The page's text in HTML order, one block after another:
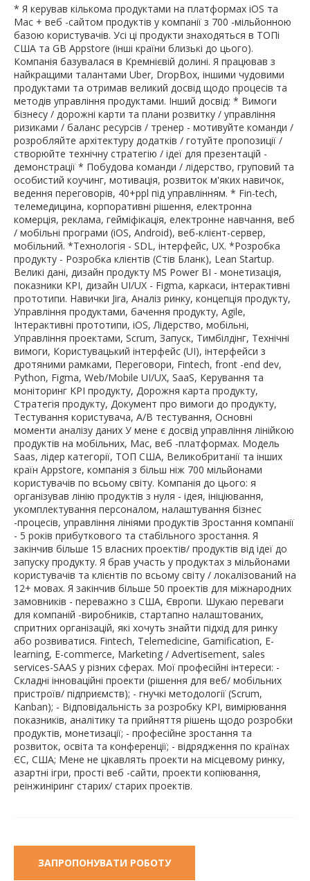
* Я керував кількома продуктами на платформах iOS та
Mac + веб -сайтом продуктів у компанії з 700 -мільйонною
базою користувачів. Усі ці продукти знаходяться в ТОПі
США та GB Appstore (інші країни близькі до цього).
Компанія базувалася в Кремнієвій долині. Я працював з
найкращими талантами Uber, DropBox, іншими чудовими
продуктами та отримав великий досвід щодо процесів та
методів управління продуктами. Інший досвід: * Вимоги
бізнесу / дорожні карти та плани розвитку / управління
ризиками / баланс ресурсів / тренер - мотивуйте команди /
розробляйте архітектуру додатків / готуйте пропозиції /
створюйте технічну стратегію / ідеї для презентацій -
демонстрації * Побудова команди / лідерство, груповий та
особистий коучинг, мотивація, розвиток м'яких навичок,
ведення переговорів, 40+ppl під управлінням. * Fin-tech,
телемедицина, корпоративні рішення, електронна
комерція, реклама, гейміфікація, електронне навчання, веб
/ мобільні програми (iOS, Android), веб-клієнт-сервер,
мобільний. *Технологія - SDL, інтерфейс, UX. *Розробка
продукту - Розробка клієнтів (Стів Бланк), Lean Startup.
Великі дані, дизайн продукту MS Power BI - монетизація,
показники KPI, дизайн UI/UX - Figma, каркаси, інтерактивні
прототипи. Навички Jira, Аналіз ринку, концепція продукту,
Управління продуктами, бачення продукту, Agile,
Інтерактивні прототипи, iOS, Лідерство, мобільні,
Управління проектами, Scrum, Запуск, Тимбілдінг, Технічні
вимоги, Користувацький інтерфейс (UI), інтерфейси з
дротяними рамками, Переговори, Fintech, front -end dev,
Python, Figma, Web/Mobile UI/UX, SaaS, Керування та
моніторинг KPI продукту, Дорожня карта продукту,
Стратегія продукту, Документ про вимоги до продукту,
Тестування користувача, A/B тестування, Основні
моменти аналізу даних У мене є досвід управління лінійкою
продуктів на мобільних, Mac, веб -платформах. Модель
Saas, лідер категорії, ТОП США, Великобританії та інших
країн Appstore, компанія з більш ніж 700 мільйонами
користувачів по всьому світу. Компанія до цього: я
організував лінію продуктів з нуля - ідея, ініціювання,
укомплектування персоналом, налаштування бізнес
-процесів, управління лініями продуктів Зростання компанії
- 5 років прибуткового та стабільного зростання. Я
закінчив більше 15 власних проектів/ продуктів від ідеї до
запуску продукту. Я брав участь у продуктах з мільйонами
користувачів та клієнтів по всьому світу / локалізований на
12+ мовах. Я закінчив більше 50 проектів для міжнародних
замовників - переважно з США, Європи. Шукаю переваги
для компаній -виробників, стартапно налаштованих,
спритних організацій, які хочуть знайти підхід для ринку
або розвиватися. Fintech, Telemedicine, Gamification, E-
learning, E-commerce, Marketing / Advertisement, sales
services-SAAS у різних сферах. Мої професійні інтереси: -
Складні інноваційні проекти (рішення для веб/ мобільних
пристроїв/ підприємств); - гнучкі методології (Scrum,
Kanban); - Відповідальність за розробку KPI, вимірювання
показників, аналітику та прийняття рішень щодо розробки
продуктів, монетизації; - професійне зростання та
розвиток, освіта та конференції; - відрядження по країнах
ЄС, США; Мене не цікавлять проекти на місцевому ринку,
азартні ігри, прості веб -сайти, проекти копіювання,
реінжиніринг старих/ старих проектів.
ЗАПРОПОНУВАТИ РОБОТУ